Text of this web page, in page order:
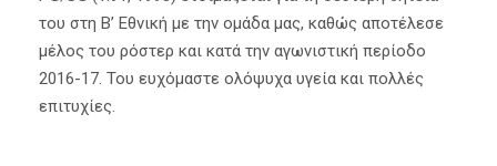
του στη Β’ Εθνική με την ομάδα μας, καθώς αποτέλεσε
μέλος του ρόστερ και κατά την αγωνιστική περίοδο
2016-17. Του ευχόμαστε ολόψυχα υγεία και πολλές
επιτυχίες.